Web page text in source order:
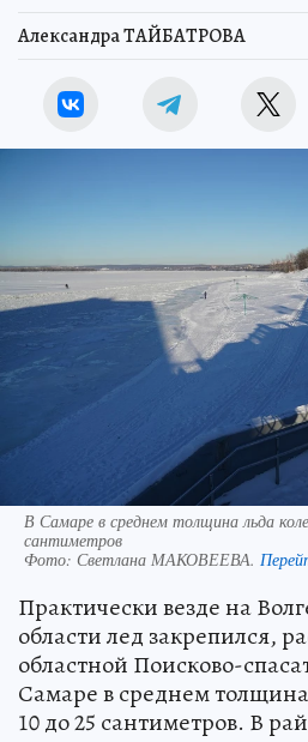
Александра ТАЙБАТРОВА
В Самаре в среднем толщина льда
сантиметров
Фото: Светлана МАКОВЕЕВА.
Практически везде на
области лед закрепился,
областной Поисково-
Самаре в среднем толщина
10 до 25 сантиметров. В